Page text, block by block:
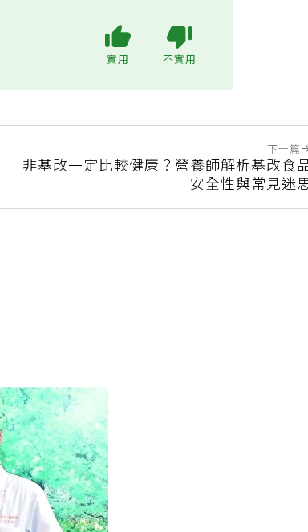
下一篇
非基改一定比較健康？營養師解析基改食
安全性與常見迷